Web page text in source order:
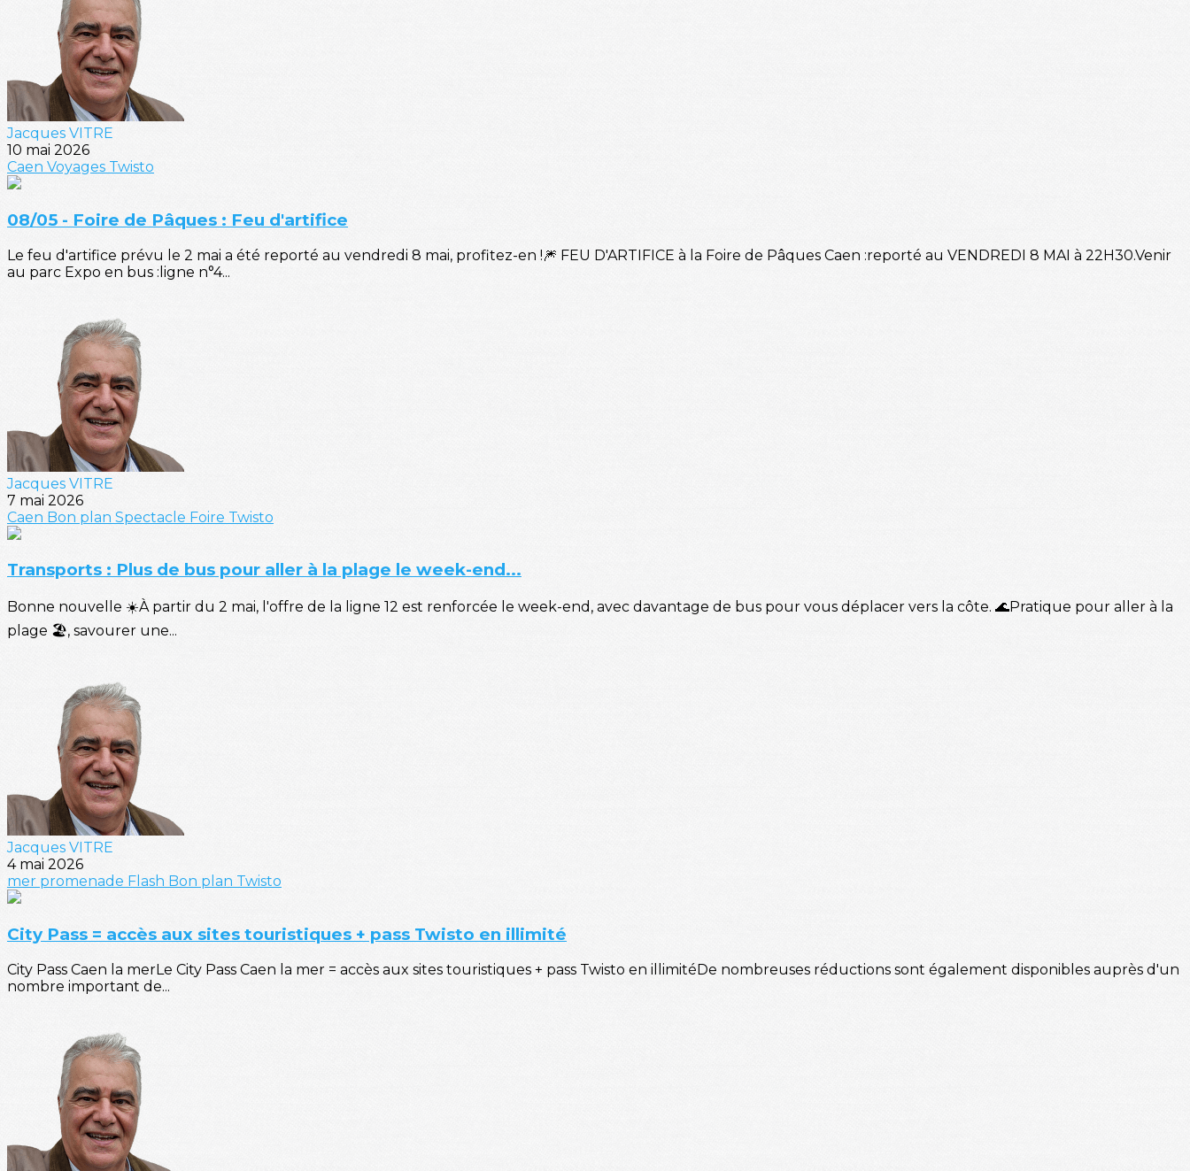
Jacques VITRE
10 mai 2026
Caen Voyages Twisto
08/05 - Foire de Pâques : Feu d'artifice
Le feu d'artifice prévu le 2 mai a été reporté au vendredi 8 mai, profitez-en !🎆 FEU D'ARTIFICE à la Foire de Pâques Caen :reporté au VENDREDI 8 MAI à 22H30.Venir
au parc Expo en bus :ligne n°4...
Jacques VITRE
7 mai 2026
Caen Bon plan Spectacle Foire Twisto
Transports : Plus de bus pour aller à la plage le week-end...
Bonne nouvelle ☀️À partir du 2 mai, l'offre de la ligne 12 est renforcée le week-end, avec davantage de bus pour vous déplacer vers la côte. 🌊Pratique pour aller à la
plage 🏖️, savourer une...
Jacques VITRE
4 mai 2026
mer promenade Flash Bon plan Twisto
City Pass = accès aux sites touristiques + pass Twisto en illimité
City Pass Caen la merLe City Pass Caen la mer = accès aux sites touristiques + pass Twisto en illimitéDe nombreuses réductions sont également disponibles auprès d'un
nombre important de...